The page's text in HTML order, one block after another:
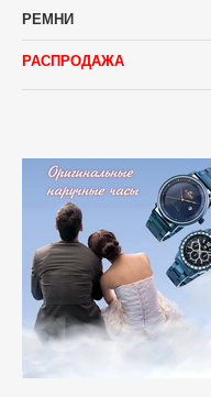
РЕМНИ
РАСПРОДАЖА